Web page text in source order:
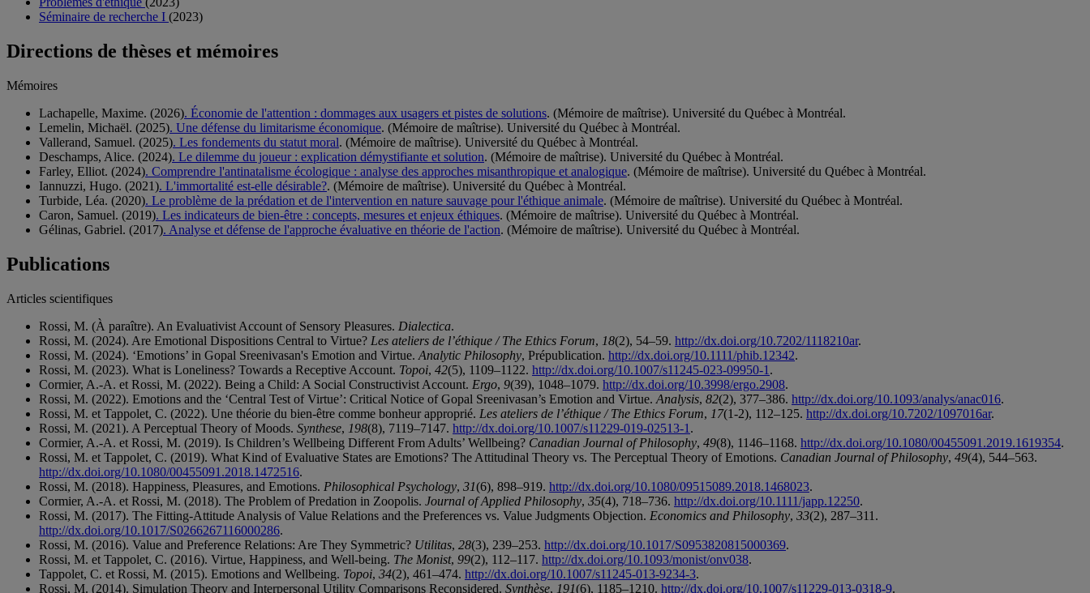
Séminaire de recherche I (2023)
Directions de thèses et mémoires
Mémoires
Lachapelle, Maxime. (2026). Économie de l'attention : dommages aux usagers et pistes de solutions. (Mémoire de maîtrise). Université du Québec à Montréal.
Lemelin, Michaël. (2025). Une défense du limitarisme économique. (Mémoire de maîtrise). Université du Québec à Montréal.
Vallerand, Samuel. (2025). Les fondements du statut moral. (Mémoire de maîtrise). Université du Québec à Montréal.
Deschamps, Alice. (2024). Le dilemme du joueur : explication démystifiante et solution. (Mémoire de maîtrise). Université du Québec à Montréal.
Farley, Elliot. (2024). Comprendre l'antinatalisme écologique : analyse des approches misanthropique et analogique. (Mémoire de maîtrise). Université du Québec à Montréal.
Iannuzzi, Hugo. (2021). L'immortalité est-elle désirable?. (Mémoire de maîtrise). Université du Québec à Montréal.
Turbide, Léa. (2020). Le problème de la prédation et de l'intervention en nature sauvage pour l'éthique animale. (Mémoire de maîtrise). Université du Québec à Montréal.
Caron, Samuel. (2019). Les indicateurs de bien-être : concepts, mesures et enjeux éthiques. (Mémoire de maîtrise). Université du Québec à Montréal.
Gélinas, Gabriel. (2017). Analyse et défense de l'approche évaluative en théorie de l'action. (Mémoire de maîtrise). Université du Québec à Montréal.
Publications
Articles scientifiques
Rossi, M. (À paraître). An Evaluativist Account of Sensory Pleasures. Dialectica.
Rossi, M. (2024). Are Emotional Dispositions Central to Virtue? Les ateliers de l’éthique / The Ethics Forum, 18(2), 54–59. http://dx.doi.org/10.7202/1118210ar.
Rossi, M. (2024). ‘Emotions’ in Gopal Sreenivasan's Emotion and Virtue. Analytic Philosophy, Prépublication. http://dx.doi.org/10.1111/phib.12342.
Rossi, M. (2023). What is Loneliness? Towards a Receptive Account. Topoi, 42(5), 1109–1122. http://dx.doi.org/10.1007/s11245-023-09950-1 .
Cormier, A.-A. et Rossi, M. (2022). Being a Child: A Social Constructivist Account. Ergo, 9(39), 1048–1079. http://dx.doi.org/10.3998/ergo.2908.
Rossi, M. (2022). Emotions and the ‘Central Test of Virtue’: Critical Notice of Gopal Sreenivasan’s Emotion and Virtue. Analysis, 82(2), 377–386. http://dx.doi.org/10.1093/analys/anac016.
Rossi, M. et Tappolet, C. (2022). Une théorie du bien-être comme bonheur approprié. Les ateliers de l’éthique / The Ethics Forum, 17(1-2), 112–125. http://dx.doi.org/10.7202/1097016ar.
Rossi, M. (2021). A Perceptual Theory of Moods. Synthese, 198(8), 7119–7147. http://dx.doi.org/10.1007/s11229-019-02513-1 .
Cormier, A.-A. et Rossi, M. (2019). Is Children’s Wellbeing Different From Adults’ Wellbeing? Canadian Journal of Philosophy, 49(8), 1146–1168. http://dx.doi.org/10.1080/00455091.2019.1619354.
Rossi, M. et Tappolet, C. (2019). What Kind of Evaluative States are Emotions? The Attitudinal Theory vs. The Perceptual Theory of Emotions. Canadian Journal of Philosophy, 49(4), 544–563.
http://dx.doi.org/10.1080/00455091.2018.1472516.
Rossi, M. (2018). Happiness, Pleasures, and Emotions. Philosophical Psychology, 31(6), 898–919. http://dx.doi.org/10.1080/09515089.2018.1468023.
Cormier, A.-A. et Rossi, M. (2018). The Problem of Predation in Zoopolis. Journal of Applied Philosophy, 35(4), 718–736. http://dx.doi.org/10.1111/japp.12250.
Rossi, M. (2017). The Fitting-Attitude Analysis of Value Relations and the Preferences vs. Value Judgments Objection. Economics and Philosophy, 33(2), 287–311.
http://dx.doi.org/10.1017/S0266267116000286.
Rossi, M. (2016). Value and Preference Relations: Are They Symmetric? Utilitas, 28(3), 239–253. http://dx.doi.org/10.1017/S0953820815000369.
Rossi, M. et Tappolet, C. (2016). Virtue, Happiness, and Well-being. The Monist, 99(2), 112–117. http://dx.doi.org/10.1093/monist/onv038.
Tappolet, C. et Rossi, M. (2015). Emotions and Wellbeing. Topoi, 34(2), 461–474. http://dx.doi.org/10.1007/s11245-013-9234-3.
Rossi, M. (2014). Simulation Theory and Interpersonal Utility Comparisons Reconsidered. Synthèse, 191(6), 1185–1210. http://dx.doi.org/10.1007/s11229-013-0318-9.